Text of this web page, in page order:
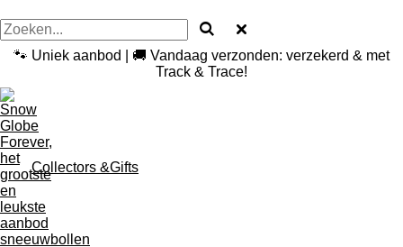
🐾 Uniek aanbod | 🚚 Vandaag verzonden: verzekerd & met
Track & Trace!
Collectors &Gifts